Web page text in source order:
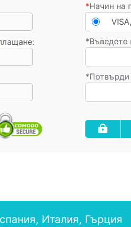
*Начин на
:
*Въведете
*
Италия, Гърция